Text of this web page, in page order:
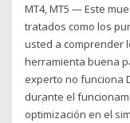
MT4, MT5 — Este
tratados como los
usted a comprender
herramienta buena
experto no funciona
durante el
optimización en el